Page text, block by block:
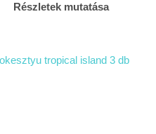
Részletek mutatása